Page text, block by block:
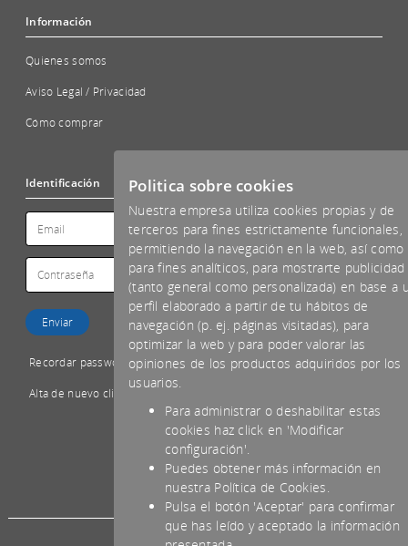
Información
Quienes somos
Aviso Legal / Privacidad
Cómo comprar
Identificación
Recordar password
Alta de nuevo cliente
*IVA NO INCLUIDO
Politica sobre cookies
Nuestra empresa utiliza cookies propias y de
terceros para fines estrictamente funcionales,
permitiendo la navegación en la web, así como
para fines analíticos, para mostrarte publicidad
(tanto general como personalizada) en base a
perfil elaborado a partir de tu hábitos de
navegación (p. ej. páginas visitadas), para
optimizar la web y para poder valorar las
opiniones de los productos adquiridos por los
usuarios.
Para administrar o deshabilitar estas
cookies haz click en 'Modificar
configuración'.
Puedes obtener más información en
nuestra Política de Cookies.
Pulsa el botón 'Aceptar' para confirmar
que has leído y aceptado la información